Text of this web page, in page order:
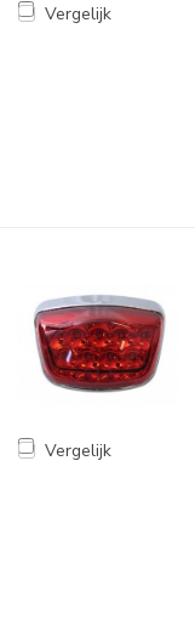
Vergelijk
Vergelijk